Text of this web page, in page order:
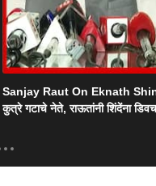
Sanjay Raut On Eknath
कुत्रे गटाचे नेते, राऊतांनी शिंदेंना